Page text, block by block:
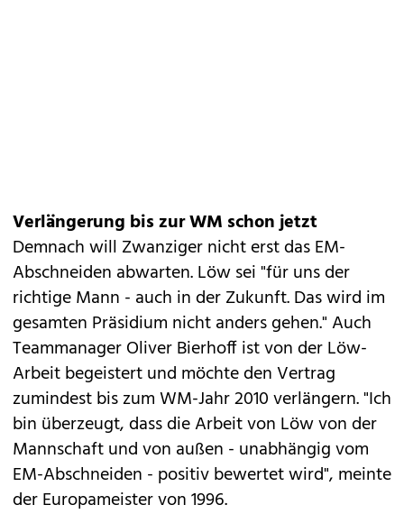
Verlängerung bis zur WM schon jetzt
Demnach will Zwanziger nicht erst das EM-
Abschneiden abwarten. Löw sei "für uns der
richtige Mann - auch in der Zukunft. Das wird im
gesamten Präsidium nicht anders gehen." Auch
Teammanager Oliver Bierhoff ist von der Löw-
Arbeit begeistert und möchte den Vertrag
zumindest bis zum WM-Jahr 2010 verlängern. "Ich
bin überzeugt, dass die Arbeit von Löw von der
Mannschaft und von außen - unabhängig vom
EM-Abschneiden - positiv bewertet wird", meinte
der Europameister von 1996.